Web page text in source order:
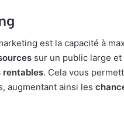
est la capacité à
sur un public large
rentables. Cela vous
augmentant ainsi les